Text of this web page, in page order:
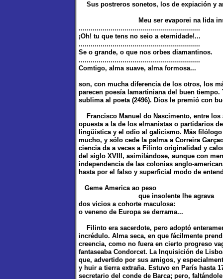
Sus postreros sonetos, los de expiación y
Meu ser evaporei na lida
.............................................................
¡Oh! tu que tens no seio a eternidade!...
.............................................................
Se o grande, o que nos orbes diamantinos.
.............................................................
Comtigo, alma suave, alma formosa...
son, con mucha diferencia de los otros, los
parecen poesía lamartiniana del buen
sublima al poeta (2496). Dios le premió con
Francisco Manuel do Nascimento, entre los
opuesta a la de los elmanistas o partidarios
lingüística y el odio al galicismo. Más
mucho, y sólo cede la palma a Correira
ciencia da a veces a Filinto originalidad y
del siglo XVIII, asimilándose, aunque con
independencia de las colonias anglo-
hasta por el falso y superficial modo de
Geme America ao peso
que insolente lhe agrava
dos vicios a cohorte maculosa:
o veneno de Europa se derrama...
Filinto era sacerdote, pero adoptó
incrédulo. Alma seca, en que fácilmente
creencia, como no fuera en cierto progreso
fantaseaba Condorcet. La Inquisición de
que, advertido por sus amigos, y
y huir a tierra extraña. Estuvo en París hasta
secretario del conde de Barca; pero,